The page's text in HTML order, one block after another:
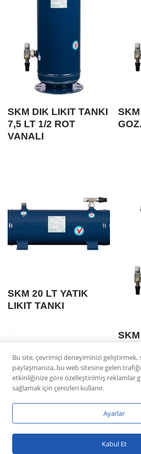
SKM DIK LIKIT TANKI
7,5 LT 1/2 ROT
VANALI
SKM 20 LT YATIK
LIKIT TANKI
|WordPress
Bu site, çevrimiçi deneyiminizi geliştirmek,
paylaşmanıza, bu web sitesine gelen
etkinliğinize göre özelleştirilmiş reklamlar
sağlamak için çerezleri kullanır.
Ayarlar
Kabul Et